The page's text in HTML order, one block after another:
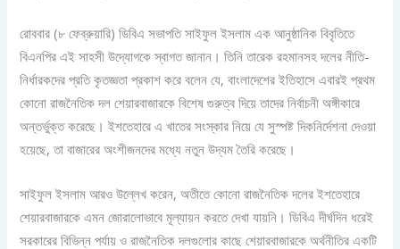
রোববার (৮ ফেব্রুয়ারি) ডিবিএ সভাপতি সাইফুল ইসলাম এক আনুষ্ঠানিক বিবৃতিতে
বিএনপির এই সাহসী উদ্যোগকে স্বাগত জানান। তিনি তারেক রহমানসহ দলের নীতি-
নির্ধারকদের প্রতি কৃতজ্ঞতা প্রকাশ করে বলেন যে, বাংলাদেশের ইতিহাসে এবারই প্রথম
কোনো রাজনৈতিক দল শেয়ারবাজারকে বিশেষ গুরুত্ব দিয়ে তাদের নির্বাচনী অঙ্গীকারে
অন্তর্ভুক্ত করেছে। ইশতেহারে এ খাতের সংস্কার নিয়ে যে সুস্পষ্ট দিকনির্দেশনা দেওয়া
হয়েছে, তা বাজারের অংশীজনদের মধ্যে নতুন উদ্যম তৈরি করেছে।
সাইফুল ইসলাম আরও উল্লেখ করেন, অতীতে কোনো রাজনৈতিক দলের ইশতেহারে
শেয়ারবাজারকে এমন জোরালোভাবে মূল্যায়ন করতে দেখা যায়নি। ডিবিএ দীর্ঘদিন ধরেই
সরকারের বিভিন্ন পর্যায় ও রাজনৈতিক দলগুলোর কাছে শেয়ারবাজারকে অর্থনীতির একটি